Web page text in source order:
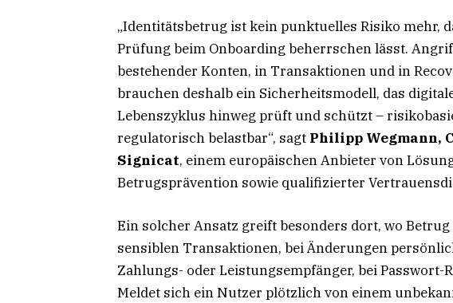
„Identitätsbetrug ist kein punktuelles Risiko mehr,
Prüfung beim Onboarding beherrschen lässt.
bestehender Konten, in Transaktionen und in
brauchen deshalb ein Sicherheitsmodell, das
Lebenszyklus hinweg prüft und schützt –
regulatorisch belastbar“, sagt Philipp Wegmann,
Signicat, einem europäischen Anbieter von
Betrugsprävention sowie qualifizierter
Ein solcher Ansatz greift besonders dort, wo
sensiblen Transaktionen, bei Änderungen
Zahlungs- oder Leistungsempfänger, bei Passwort-
Meldet sich ein Nutzer plötzlich von einem